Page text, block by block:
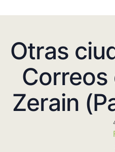
Otras
Correos
Zerain